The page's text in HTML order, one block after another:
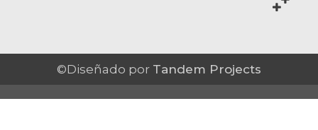
©Diseñado por Tandem Projects